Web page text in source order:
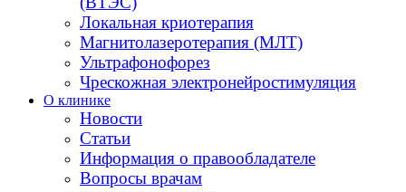
Локальная криотерапия
Магнитолазеротерапия (МЛТ)
Ультрафонофорез
Чрескожная электронейростимуляция
О клинике
Новости
Статьи
Информация о правообладателе
Вопросы врачам